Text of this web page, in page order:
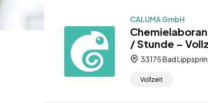
CALUMA GmbH
/ Stunde –
33175 Bad
Vollzeit